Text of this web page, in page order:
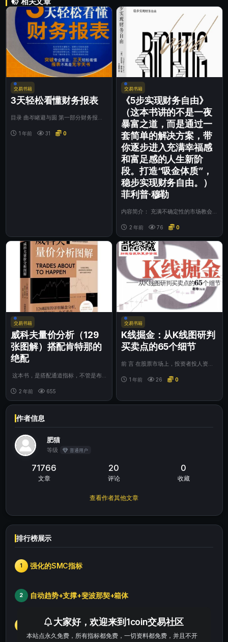
交易书籍
3天轻松看懂财务报表
目录 曲岑睹避与圆 第一部分财务报表
表………(3...
1 年前 31 0
交易书籍
《5步实现财务自由》
（这本书讲的不是一夜
暴富之道，而是通过一
套简单的解决方案，带
你逐步进入充满幸福感
和富足感的人生新阶
段。打造“吸金体质”，
稳步实现财务自由。）
菲利普·穆勒
内容简介： 充满不确定性的市场教会
的大权掌握在...
2 年前 76 0
交易书籍
威科夫量价分析（129
张图解）搭配肯特那的
绝配
​​ 这本书，是搭配通道指标，不管是布
裸k没问...
2 年前 655
交易书籍
K线掘金：从K线图研判
买卖点的65个细节
前 言 在股票市场上，投资者投人资
获取收益是需...
1 年前 26 0
作者信息
肥猫
等级 普通用户
71766
文章
20
评论
0
收藏
查看作者其他文章
排行榜展示
1 强化的SMC指标
2 自动趋势+支撑+斐波那契+箱体
MACD XD（副图指标））修改版
大家好，欢迎来到1coin交易社区
本站点永久免费，所有指标都免费，一切资料都免费，并且不开